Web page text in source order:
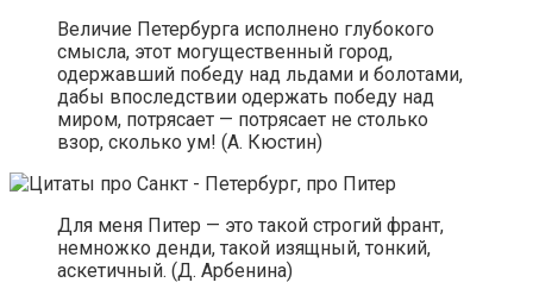
Величие Петербурга исполнено глубокого
смысла, этот могущественный город,
одержавший победу над льдами и болотами,
дабы впоследствии одержать победу над
миром, потрясает — потрясает не столько
взор, сколько ум! (А. Кюстин)
Для меня Питер — это такой строгий франт,
немножко денди, такой изящный, тонкий,
аскетичный. (Д. Арбенина)